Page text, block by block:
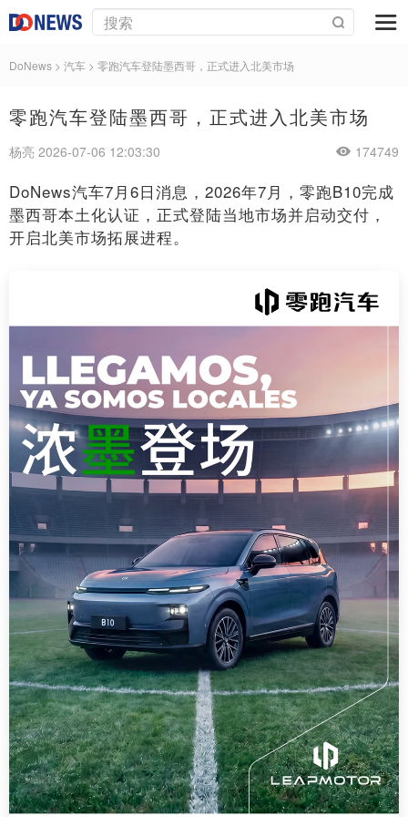
DoNews > 汽车 > 零跑汽车登陆墨西哥，正式进入北美市场
零跑汽车登陆墨西哥，正式进入北美市场
杨亮 2026-07-06 12:03:30 174749
DoNews汽车7月6日消息，2026年7月，零跑B10完成
墨西哥本土化认证，正式登陆当地市场并启动交付，
开启北美市场拓展进程。